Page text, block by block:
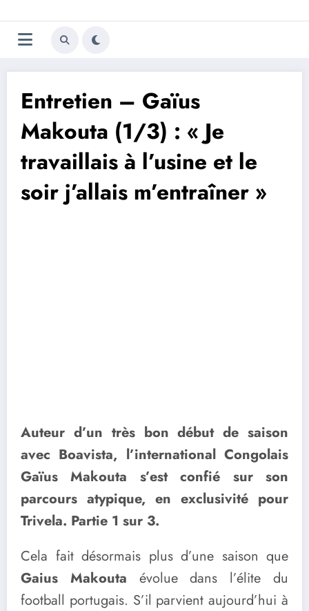
au
contenu
Trivela
L'actualité du football
Entretien – Gaïus
Makouta (1/3) : « Je
travaillais à l’usine et le
soir j’allais m’entraîner »
Auteur d’un très bon début de saison
avec Boavista, l’international Congolais
Gaïus Makouta s’est confié sur son
parcours atypique, en exclusivité pour
Trivela. Partie 1 sur 3.
Cela fait désormais plus d’une saison que
Gaius Makouta évolue dans l’élite du
football portugais. S’il parvient aujourd’hui à